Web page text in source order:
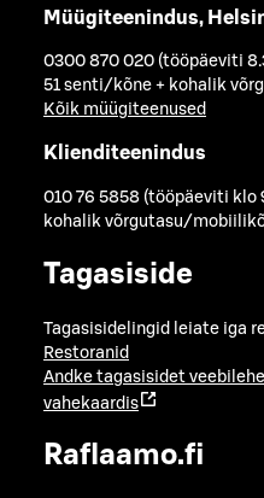
Müügiteenindus,
0300 870 020 (tööpäeviti
51 senti/kõne + kohalik
Kõik müügiteenused
Klienditeenindus
010 76 5858 (tööpäeviti klo
kohalik võrgutasu/
Tagasiside
Tagasisidelingid leiate iga
Restoranid
Andke tagasisidet
vahekaardis
Raflaamo.fi